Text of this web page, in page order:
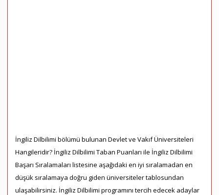
İngiliz Dilbilimi bölümü bulunan Devlet ve Vakıf Üniversiteleri
Hangileridir? İngiliz Dilbilimi Taban Puanları ile İngiliz Dilbilimi
Başarı Sıralamaları listesine aşağıdaki en iyi sıralamadan en
düşük sıralamaya doğru giden üniversiteler tablosundan
ulaşabilirsiniz. İngiliz Dilbilimi programını tercih edecek adaylar